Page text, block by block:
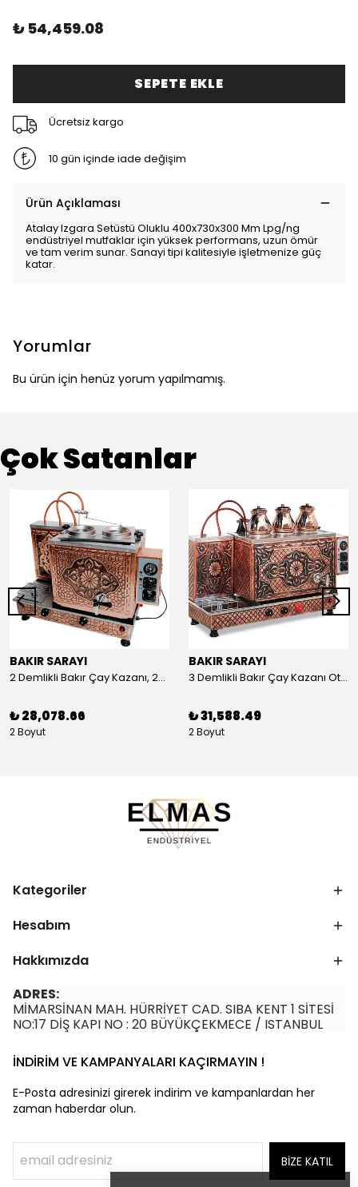
₺ 54,459.08
SEPETE EKLE
Ücretsiz kargo
10 gün içinde iade değişim
Ürün Açıklaması
Atalay Izgara Setüstü Oluklu 400x730x300 Mm Lpg/ng
endüstriyel mutfaklar için yüksek performans, uzun ömür
ve tam verim sunar. Sanayi tipi kalitesiyle işletmenize güç
katar.
Yorumlar
Bu ürün için henüz yorum yapılmamış.
Çok Satanlar
BAKIR SARAYI
2 Demlikli Bakır Çay Kazanı, 25 Litre
₺ 28,078.66
2 Boyut
BAKIR SARAYI
3 Demlikli Bakır Çay Kazanı Otomatik, 30 Litre
₺ 31,588.49
2 Boyut
Kategoriler
Hesabım
Hakkımızda
ADRES:
MİMARSİNAN MAH. HÜRRİYET CAD. SIBA KENT 1 SİTESİ
NO:17 DİŞ KAPI NO : 20 BÜYÜKÇEKMECE / ISTANBUL
İNDİRİM VE KAMPANYALARI KAÇIRMAYIN !
E-Posta adresinizi girerek indirim ve kampanlardan her
zaman haberdar olun.
BİZE KATIL